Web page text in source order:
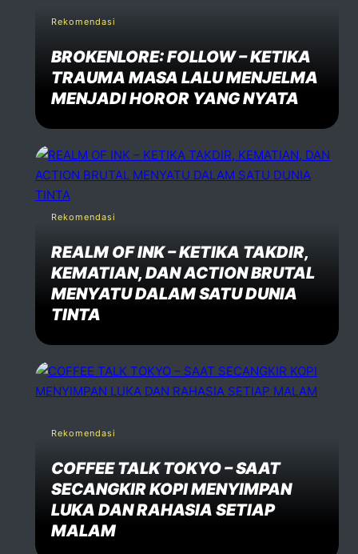
Rekomendasi
BROKENLORE: FOLLOW – KETIKA
TRAUMA MASA LALU MENJELMA
MENJADI HOROR YANG NYATA
Rekomendasi
REALM OF INK – KETIKA TAKDIR,
KEMATIAN, DAN ACTION BRUTAL
MENYATU DALAM SATU DUNIA
TINTA
Rekomendasi
COFFEE TALK TOKYO – SAAT
SECANGKIR KOPI MENYIMPAN
LUKA DAN RAHASIA SETIAP
MALAM